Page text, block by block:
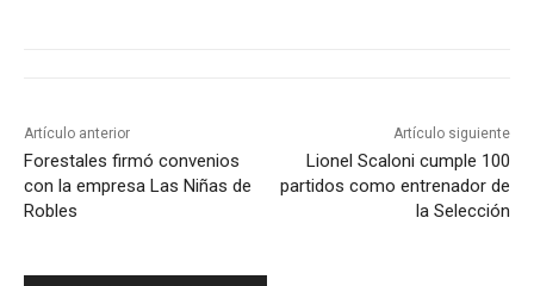
Artículo anterior
Forestales firmó convenios
con la empresa Las Niñas de
Robles
Artículo siguiente
Lionel Scaloni cumple 100
partidos como entrenador de
la Selección